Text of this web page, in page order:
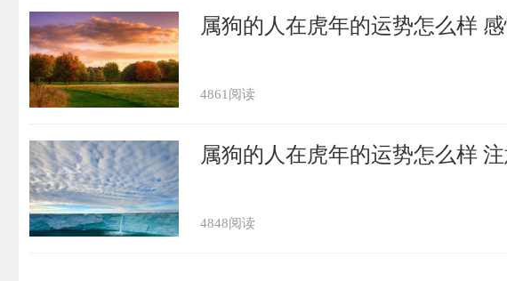
2022年属猴冲太岁化解方法 佩戴平安符
属狗的人在虎年的运势怎么样
4861阅读
属狗的人在虎年的运势怎么样
4848阅读